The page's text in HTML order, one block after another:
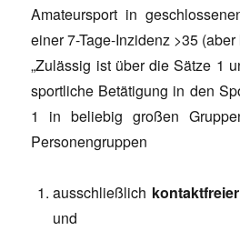
Amateursport in
einer 7-Tage-Inzidenz >35
„Zulässig ist über die Sätze 1
sportliche Betätigung in den
1 in beliebig großen
Personengruppen
ausschließlich kontaktfreier
und